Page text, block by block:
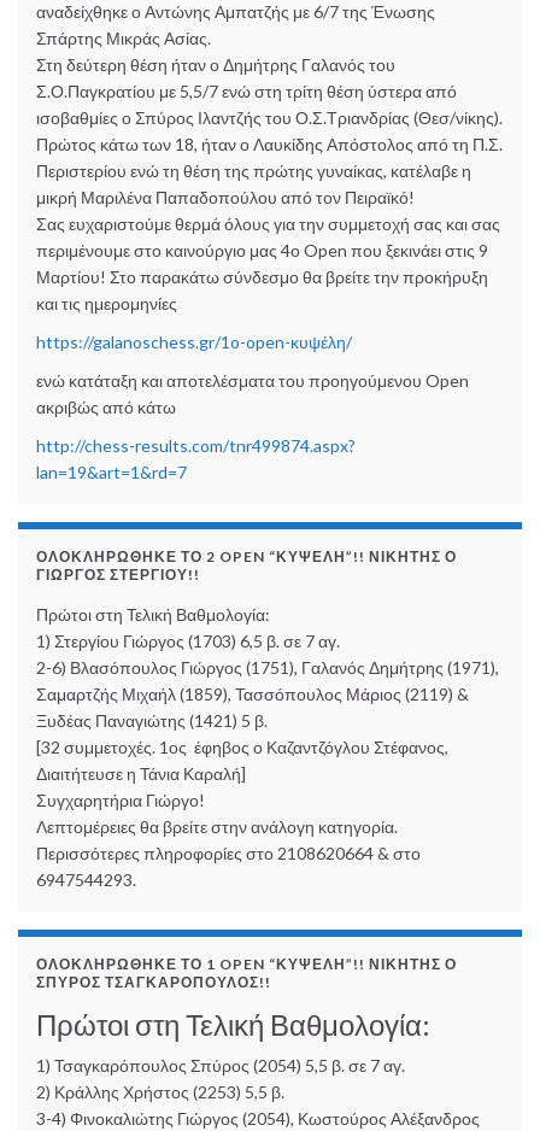
αναδείχθηκε ο Αντώνης Αμπατζής με 6/7 της Ένωσης
Σπάρτης Μικράς Ασίας.
Στη δεύτερη θέση ήταν ο Δημήτρης Γαλανός του
Σ.Ο.Παγκρατίου με 5,5/7 ενώ στη τρίτη θέση ύστερα από
ισοβαθμίες ο Σπύρος Ιλαντζής του Ο.Σ.Τριανδρίας (Θεσ/νίκης).
Πρώτος κάτω των 18, ήταν ο Λαυκίδης Απόστολος από τη Π.Σ.
Περιστερίου ενώ τη θέση της πρώτης γυναίκας, κατέλαβε η
μικρή Μαριλένα Παπαδοπούλου από τον Πειραϊκό!
Σας ευχαριστούμε θερμά όλους για την συμμετοχή σας και σας
περιμένουμε στο καινούργιο μας 4ο Open που ξεκινάει στις 9
Μαρτίου! Στο παρακάτω σύνδεσμο θα βρείτε την προκήρυξη
και τις ημερομηνίες
https://galanoschess.gr/1o-open-κυψέλη/
ενώ κατάταξη και αποτελέσματα του προηγούμενου Open
ακριβώς από κάτω
http://chess-results.com/tnr499874.aspx?
lan=19&art=1&rd=7
ΟΛΟΚΛΗΡΏΘΗΚΕ ΤΟ 2 OPEN “ΚΥΨΈΛΗ”!! ΝΙΚΗΤΉΣ Ο
ΓΙΏΡΓΟΣ ΣΤΕΡΓΊΟΥ!!
Πρώτοι στη Τελική Βαθμολογία:
1) Στεργίου Γιώργος (1703) 6,5 β. σε 7 αγ.
2-6) Βλασόπουλος Γιώργος (1751), Γαλανός Δημήτρης (1971),
Σαμαρτζής Μιχαήλ (1859), Τασσόπουλος Μάριος (2119) &
Ξυδέας Παναγιώτης (1421) 5 β.
[32 συμμετοχές. 1ος έφηβος ο Καζαντζόγλου Στέφανος,
Διαιτήτευσε η Τάνια Καραλή]
Συγχαρητήρια Γιώργο!
Λεπτομέρειες θα βρείτε στην ανάλογη κατηγορία.
Περισσότερες πληροφορίες στο 2108620664 & στο
6947544293.
ΟΛΟΚΛΗΡΏΘΗΚΕ ΤΟ 1 OPEN “ΚΥΨΈΛΗ”!! ΝΙΚΗΤΉΣ Ο
ΣΠΎΡΟΣ ΤΣΑΓΚΑΡΌΠΟΥΛΟΣ!!
Πρώτοι στη Τελική Βαθμολογία:
1) Τσαγκαρόπουλος Σπύρος (2054) 5,5 β. σε 7 αγ.
2) Κράλλης Χρήστος (2253) 5,5 β.
3-4) Φινοκαλιώτης Γιώργος (2054), Κωστούρος Αλέξανδρος